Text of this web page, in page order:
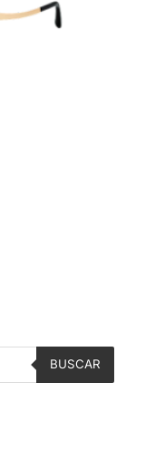
BUSCAR